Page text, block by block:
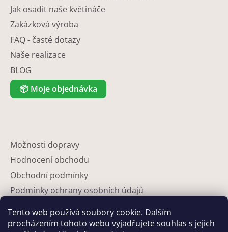
Tento web používá soubory cookie. Dalším
procházením tohoto webu vyjadřujete souhlas s jejich
Jak osadit naše květináče
Zakázková výroba
FAQ - časté dotazy
Naše realizace
BLOG
📦 Moje objednávka
Možnosti dopravy
Hodnocení obchodu
Obchodní podmínky
Podmínky ochrany osobních údajů
Partneři